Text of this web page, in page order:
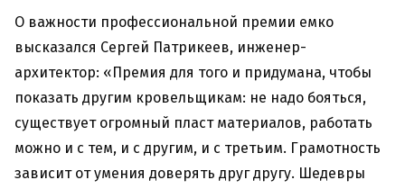
О важности профессиональной премии емко
высказался Сергей Патрикеев, инженер-
архитектор: «Премия для того и придумана, чтобы
показать другим кровельщикам: не надо бояться,
существует огромный пласт материалов, работать
можно и с тем, и с другим, и с третьим. Грамотность
зависит от умения доверять друг другу. Шедевры